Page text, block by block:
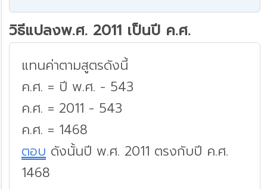
วิธีแปลงพ.ศ. 2011 เป็นปี ค.ศ.
แทนค่าตามสูตรดังนี้
ค.ศ. = ปี พ.ศ. - 543
ค.ศ. = 2011 - 543
ค.ศ. = 1468
ตอบ ดังนั้นปี พ.ศ. 2011 ตรงกับปี ค.ศ.
1468